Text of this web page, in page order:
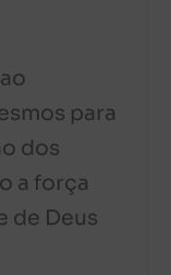
para
dos
a força
de Deus